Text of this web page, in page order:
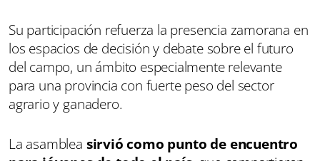
Su participación refuerza la presencia zamorana en
los espacios de decisión y debate sobre el futuro
del campo, un ámbito especialmente relevante
para una provincia con fuerte peso del sector
agrario y ganadero.
La asamblea sirvió como punto de encuentro